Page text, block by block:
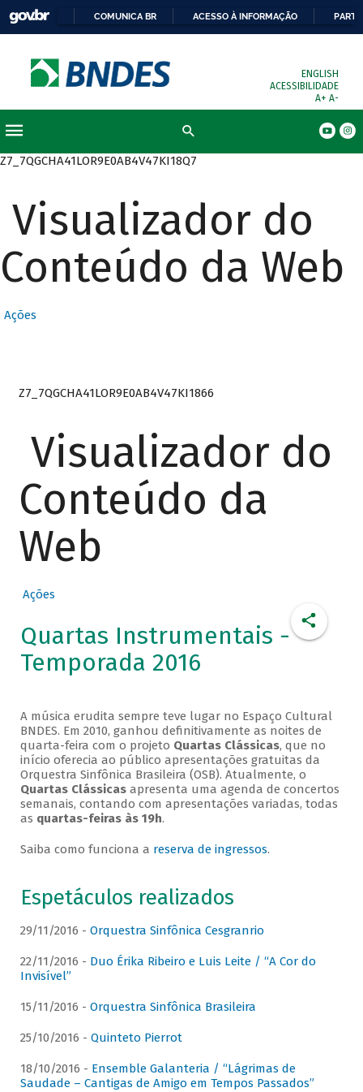
COMUNICA BR ACESSO À INFORMAÇÃO
ENGLISH
ACESSIBILIDADE
A+ A-
Z7_7QGCHA41LOR9E0AB4V47KI18Q7
Visualizador do
Conteúdo da Web
Ações
Z7_7QGCHA41LOR9E0AB4V47KI1866
Visualizador do
Conteúdo da
Web
Ações
Quartas Instrumentais -
Temporada 2016
A música erudita sempre teve lugar no Espaço Cultural
BNDES. Em 2010, ganhou definitivamente as noites de
quarta-feira com o projeto Quartas Clássicas, que no
início oferecia ao público apresentações gratuitas da
Orquestra Sinfônica Brasileira (OSB). Atualmente, o
Quartas Clássicasapresenta uma agenda de concertos
semanais, contando com apresentações variadas, todas
as quartas-feiras às 19h.
Saiba como funciona a reserva de ingressos.
Espetáculos realizados
29/11/2016 - Orquestra Sinfônica Cesgranrio
22/11/2016 - Duo Érika Ribeiro e Luis Leite / “A Cor do
Invisível”
15/11/2016 - Orquestra Sinfônica Brasileira
25/10/2016 - Quinteto Pierrot
18/10/2016 - Ensemble Galanteria / “Lágrimas de
Saudade – Cantigas de Amigo em Tempos Passados”